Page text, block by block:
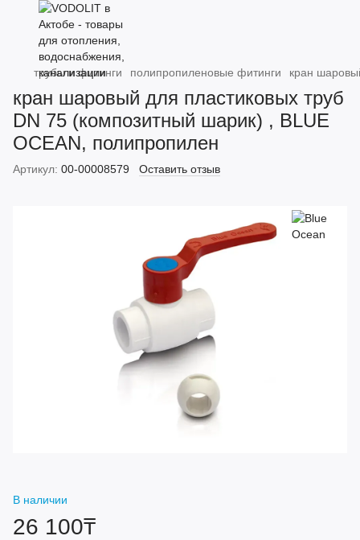
трубы и фитинги полипропиленовые фитинги кран
кран шаровый для пластиковых труб
DN 75 (композитный шарик) , BLUE
OCEAN, полипропилен
Артикул: 00-00008579 Оставить отзыв
В наличии
26 100₸